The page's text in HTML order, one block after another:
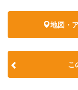
地図・
こ